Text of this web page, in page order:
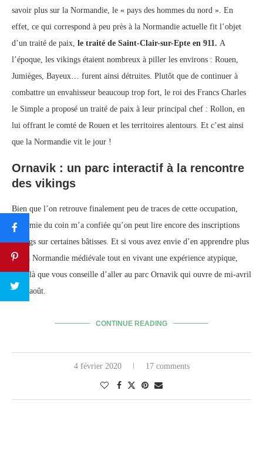
savoir plus sur la Normandie, le « pays des hommes du nord ». En
effet, ce qui correspond à peu près à la Normandie actuelle fit l’objet
d’un traité de paix, le traité de Saint-Clair-sur-Epte en 911. A
l’époque, les vikings étaient nombreux à piller les environs : Rouen,
Jumièges, Bayeux… furent ainsi détruites. Plutôt que de continuer à
combattre un envahisseur beaucoup trop fort, le roi des Francs Charles
le Simple a proposé un traité de paix à leur principal chef : Rollon, en
lui offrant le comté de Rouen et les territoires alentours. Et c’est ainsi
que la Normandie vit le jour !
Ornavik : un parc interactif à la rencontre
des vikings
Bien que l’on retrouve finalement peu de traces de cette occupation,
une amie du coin m’a confiée qu’on peut lire encore des inscriptions
vikings sur certaines bâtisses. Et si vous avez envie d’en apprendre plus
sur la Normandie médiévale tout en vivant une expérience atypique,
c’est là que vous conseille d’aller au parc Ornavik qui ouvre de mi-avril
à fin août.
CONTINUE READING
4 février 2020 17 comments